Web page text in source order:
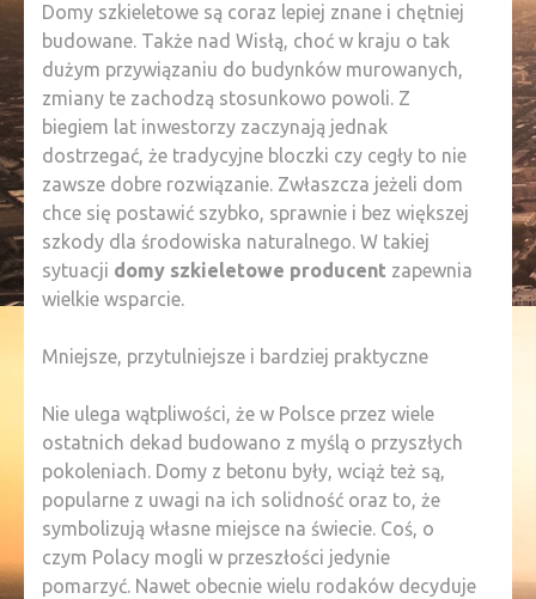
Domy szkieletowe są coraz lepiej znane i chętniej
budowane. Także nad Wisłą, choć w kraju o tak
dużym przywiązaniu do budynków murowanych,
zmiany te zachodzą stosunkowo powoli. Z
biegiem lat inwestorzy zaczynają jednak
dostrzegać, że tradycyjne bloczki czy cegły to nie
zawsze dobre rozwiązanie. Zwłaszcza jeżeli dom
chce się postawić szybko, sprawnie i bez większej
szkody dla środowiska naturalnego. W takiej
sytuacji domy szkieletowe producent zapewnia
wielkie wsparcie.
Mniejsze, przytulniejsze i bardziej praktyczne
Nie ulega wątpliwości, że w Polsce przez wiele
ostatnich dekad budowano z myślą o przyszłych
pokoleniach. Domy z betonu były, wciąż też są,
popularne z uwagi na ich solidność oraz to, że
symbolizują własne miejsce na świecie. Coś, o
czym Polacy mogli w przeszłości jedynie
pomarzyć. Nawet obecnie wielu rodaków decyduje